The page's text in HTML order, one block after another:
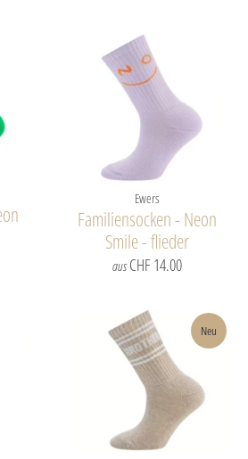
Ewers
Familiensocken - Neon
Smile - flieder
ausCHF 14.00
Neu